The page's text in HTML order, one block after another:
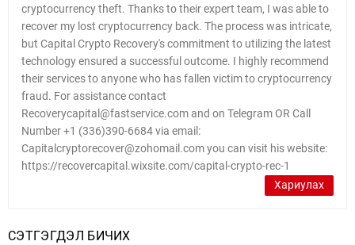
cryptocurrency theft. Thanks to their expert team, I was able to
recover my lost cryptocurrency back. The process was intricate,
but Capital Crypto Recovery's commitment to utilizing the latest
technology ensured a successful outcome. I highly recommend
their services to anyone who has fallen victim to cryptocurrency
fraud. For assistance contact
Recoverycapital@fastservice.com and on Telegram OR Call
Number +1 (336)390-6684 via email:
Capitalcryptorecover@zohomail.com you can visit his website:
https://recovercapital.wixsite.com/capital-crypto-rec-1
Хариулах
СЭТГЭГДЭЛ БИЧИХ